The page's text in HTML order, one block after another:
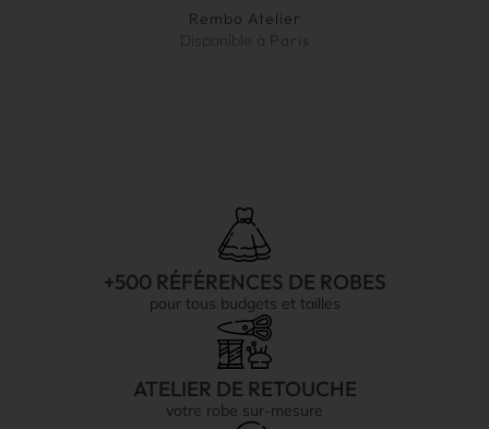
Rembo Atelier
Disponible à Paris
+500 RÉFÉRENCES DE ROBES
pour tous budgets et tailles
ATELIER DE RETOUCHE
votre robe sur-mesure